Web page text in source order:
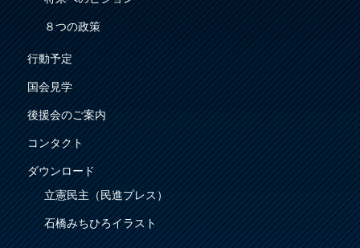
８つの政策
行動予定
国会見学
後援会のご案内
コンタクト
ダウンロード
立憲民主（民進プレス）
石橋みちひろイラスト